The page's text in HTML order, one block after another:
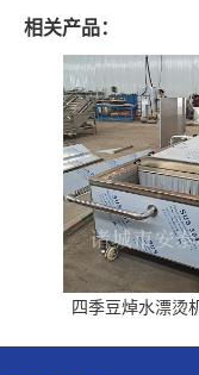
相关产品：
四季豆焯水漂烫